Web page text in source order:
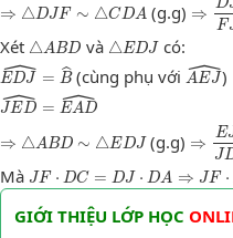
⇒ △DJ F ∼ △C DA (g.g) ⇒
F
Xét △ABD
△ A BD và △EDJ
△ EDJ có:
EDJ
ˆ = B
ˆ
EDJ^= ^ (cùng phụ với AEJ
ˆ
AEJ^)
JED
ˆ = EAD
ˆ
JED^= AD^
⇒ △ABD ∼ △EDJ
A B D∼ D J (g.g) ⇒
E
J
JJ
Mà JF ⋅ DC = DJ ⋅ DA
F⋅D C=D A ⇒ JF ⋅
F⋅DC
GIỚI THIỆU LỚP HỌC